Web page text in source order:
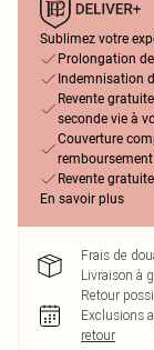
Sublimez votre
Prolongation
Indemnisation
Revente
seconde vie à
Couverture
Revente
En savoir plus
Frais de
Livraison à
Retour
Exclusions
retour